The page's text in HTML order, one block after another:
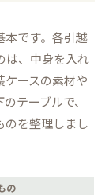
本です。各引越
は、中身を入れ
ケースの素材や
テーブルで、
のを整理しまし
の